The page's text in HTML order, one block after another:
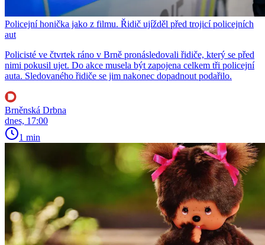
Policejní honička jako z filmu. Řidič ujížděl před trojicí policejních
aut
Policisté ve čtvrtek ráno v Brně pronásledovali řidiče, který se před
nimi pokusil ujet. Do akce musela být zapojena celkem tři policejní
auta. Sledovaného řidiče se jim nakonec dopadnout podařilo.
Brněnská Drbna
dnes, 17:00
1 min